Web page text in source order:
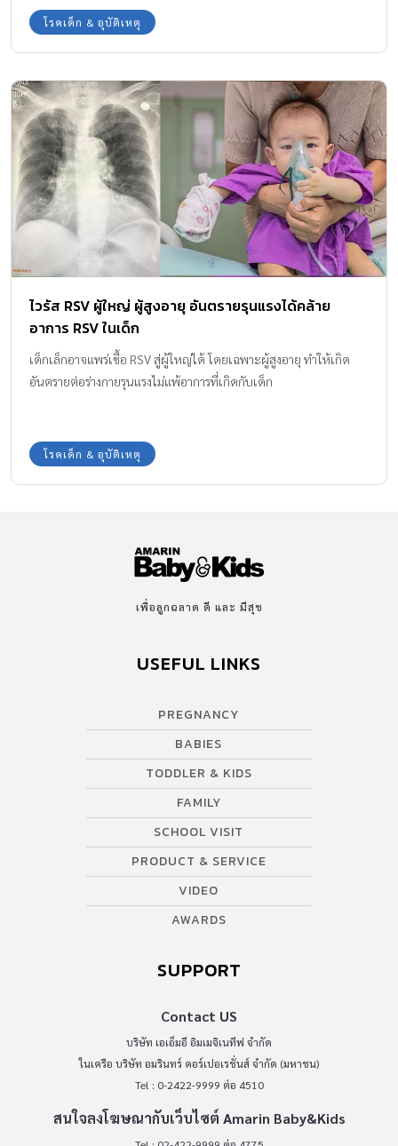
โรคเด็ก & อุบัติเหตุ
ไวรัส RSV ผู้ใหญ่ ผู้สูงอายุ อันตรายรุนแรงได้คล้าย
อาการ RSV ในเด็ก
เด็กเล็กอาจแพร่เชื้อ RSV สู่ผู้ใหญ่ได้ โดยเฉพาะผู้สูงอายุ ทำให้เกิด
อันตรายต่อร่างกายรุนแรงไม่แพ้อาการที่เกิดกับเด็ก
โรคเด็ก & อุบัติเหตุ
เพื่อลูกฉลาด ดี และ มีสุข
USEFUL LINKS
PREGNANCY
BABIES
TODDLER & KIDS
FAMILY
SCHOOL VISIT
PRODUCT & SERVICE
VIDEO
AWARDS
SUPPORT
Contact US
บริษัท เอเอ็มอี อิมเมจิเนทีฟ จำกัด
ในเครือ บริษัท อมรินทร์ คอร์เปอเรชั่นส์ จำกัด (มหาชน)
Tel : 0-2422-9999 ต่อ 4510
สนใจลงโฆษณากับเว็บไซต์ Amarin Baby&Kids